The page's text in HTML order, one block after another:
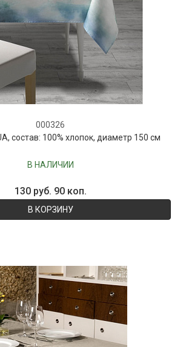
000326
состав: 100% хлопок, диаметр 150 см
В НАЛИЧИИ
130 руб. 90 коп.
В КОРЗИНУ